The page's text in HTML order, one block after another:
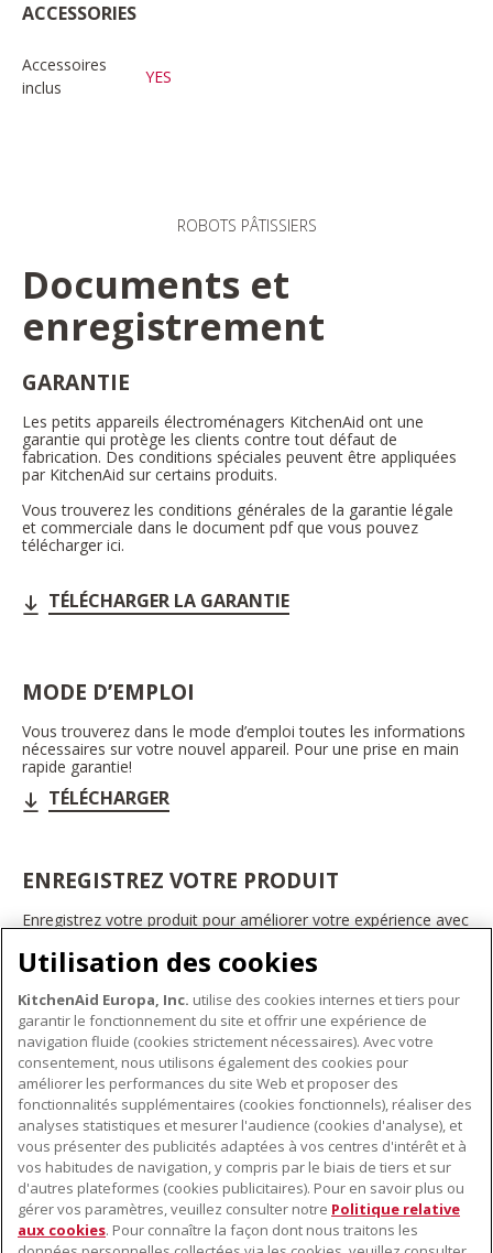
ACCESSORIES
Accessoires
inclus
YES
ROBOTS PÂTISSIERS
Documents et
enregistrement
GARANTIE
Les petits appareils électroménagers KitchenAid ont une
garantie qui protège les clients contre tout défaut de
fabrication. Des conditions spéciales peuvent être appliquées
par KitchenAid sur certains produits.
Vous trouverez les conditions générales de la garantie légale
et commerciale dans le document pdf que vous pouvez
télécharger ici.
TÉLÉCHARGER LA GARANTIE
MODE D’EMPLOI
Vous trouverez dans le mode d’emploi toutes les informations
nécessaires sur votre nouvel appareil. Pour une prise en main
rapide garantie!
TÉLÉCHARGER
ENREGISTREZ VOTRE PRODUIT
Enregistrez votre produit pour améliorer votre expérience avec
bénéficier d'offres et de promotions exclusives, recevoir des
conseils et des astuces, et bien plus encore.
INSCRIVEZ-VOUS DÈS À PRÉSENT
À PROPOS DE KITCHENAID
À propos de KitchenAid
Histoire de la marque
Communiqués de presse
NOS PRODUITS
Petits électroménagers
Matériel de cuisine
SERVICE CLIENT
Utilisation des cookies
KitchenAid Europa, Inc. utilise des cookies internes et tiers pour
garantir le fonctionnement du site et offrir une expérience de
navigation fluide (cookies strictement nécessaires). Avec votre
consentement, nous utilisons également des cookies pour
améliorer les performances du site Web et proposer des
fonctionnalités supplémentaires (cookies fonctionnels), réaliser des
analyses statistiques et mesurer l'audience (cookies d'analyse), et
vous présenter des publicités adaptées à vos centres d'intérêt et à
vos habitudes de navigation, y compris par le biais de tiers et sur
d'autres plateformes (cookies publicitaires). Pour en savoir plus ou
gérer vos paramètres, veuillez consulter notre Politique relative
aux cookies. Pour connaître la façon dont nous traitons les